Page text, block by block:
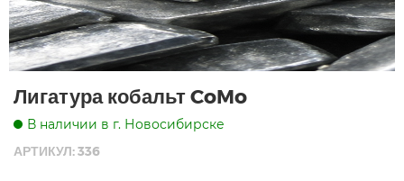
Лигатура кобальт CoMo
В наличии в г. Новосибирске
АРТИКУЛ: 336